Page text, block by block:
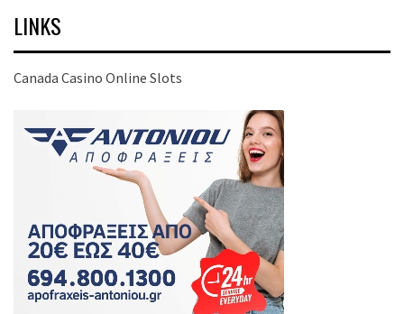
LINKS
Canada Casino Online Slots